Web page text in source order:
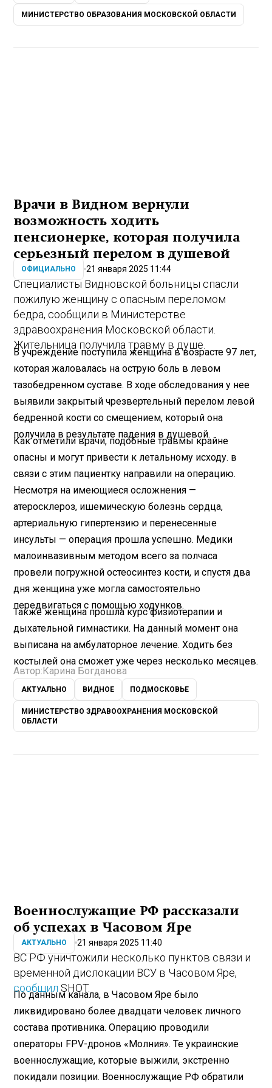
МИНИСТЕРСТВО ОБРАЗОВАНИЯ МОСКОВСКОЙ ОБЛАСТИ
Врачи в Видном вернули
возможность ходить
пенсионерке, которая получила
серьезный перелом в душевой
ОФИЦИАЛЬНО 21 января 2025 11:44
Специалисты Видновской больницы спасли
пожилую женщину с опасным переломом
бедра, сообщили в Министерстве
здравоохранения Московской области.
Жительница получила травму в душе.
В учреждение поступила женщина в возрасте 97 лет,
которая жаловалась на острую боль в левом
тазобедренном суставе. В ходе обследования у нее
выявили закрытый чрезвертельный перелом левой
бедренной кости со смещением, который она
получила в результате падения в душевой.
Как отметили врачи, подобные травмы крайне
опасны и могут привести к летальному исходу. в
связи с этим пациентку направили на операцию.
Несмотря на имеющиеся осложнения —
атеросклероз, ишемическую болезнь сердца,
артериальную гипертензию и перенесенные
инсульты — операция прошла успешно. Медики
малоинвазивным методом всего за полчаса
провели погружной остеосинтез кости, и спустя два
дня женщина уже могла самостоятельно
передвигаться с помощью ходунков.
Также женщина прошла курс физиотерапии и
дыхательной гимнастики. На данный момент она
выписана на амбулаторное лечение. Ходить без
костылей она сможет уже через несколько месяцев.
Автор: Карина Богданова
АКТУАЛЬНО ВИДНОЕ ПОДМОСКОВЬЕ
МИНИСТЕРСТВО ЗДРАВООХРАНЕНИЯ МОСКОВСКОЙ
ОБЛАСТИ
Военнослужащие РФ рассказали
об успехах в Часовом Яре
АКТУАЛЬНО 21 января 2025 11:40
ВС РФ уничтожили несколько пунктов связи и
временной дислокации ВСУ в Часовом Яре,
сообщил SHOT.
По данным канала, в Часовом Яре было
ликвидировано более двадцати человек личного
состава противника. Операцию проводили
операторы FPV-дронов «Молния». Те украинские
военнослужащие, которые выжили, экстренно
покидали позиции. Военнослужащие РФ обратили